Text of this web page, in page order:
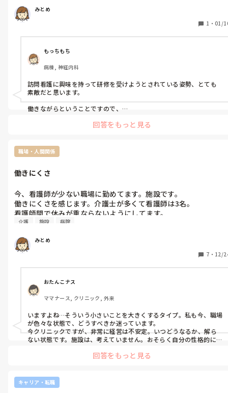
みとめ
1 ・ 01/
もっちもち
病棟, 神経内科
訪問看護に興味を持って研修を受けようとされている姿勢、とても
素敵だと思います。
働きながらということですので、
・今の職場で研修を受けられる環境か
訪問看護は実践が大切なので、
研修＋実際に訪問に出られる環境が整うかどうかがポイントかなと
ご自身のペースで進めていいと思いますよ。
回答をもっと見る
職場・人間関係
働きにくさ
今、看護師が少ない職場に勤めてます。施設です。
働きにくさを感じます。介護士が多くて看護師は3名。
看護師間で休みが重ならないようにしてます。
看護師の1人が合わないです。相性が合わないてこういうことか
合わない人はＢ型、仕事はできるし口も達者、周りを巻き込んで
かといって病院に戻りたいとも思えなくて。
施設勤務合う合わないあるのか、合わない看護師が身近にいるか
ら苦しいのか。
介護 施設 病院
みとめ
7 ・ 12/
おたんこナス
ママナース, クリニック, 外来
いますよね…そういう小さいことを大きくするタイプ。私も今、職場
が色々な状態で、どうすべきか迷っています。
今クリニックですが、非常に経営は不安定。いつどうなるか、解ら
ない状態です。施設は、考えていません。おそらく自分の性格的に医
となると、もどかしくて耐えれないと思うから…かといって、病院は
判断して見抜いて主治医に繋げられるか、と思うと…訪問看護も難し
い…
回答をもっと見る
キャリア・転職